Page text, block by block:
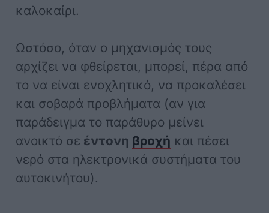
καλοκαίρι.
Ωστόσο, όταν ο μηχανισμός τους
αρχίζει να φθείρεται, μπορεί, πέρα από
το να είναι ενοχλητικό, να προκαλέσει
και σοβαρά προβλήματα (αν για
παράδειγμα το παράθυρο μείνει
ανοικτό σε έντονη βροχή και πέσει
νερό στα ηλεκτρονικά συστήματα του
αυτοκινήτου).